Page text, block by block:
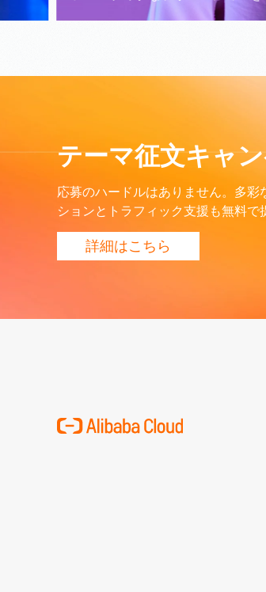
テーマ征文キャ
応募のハードルはありません。多
ションとトラフィック支援も無料で
詳細はこちら